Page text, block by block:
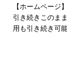
【ホームページ】
引き続きこのま
用も引き続き可